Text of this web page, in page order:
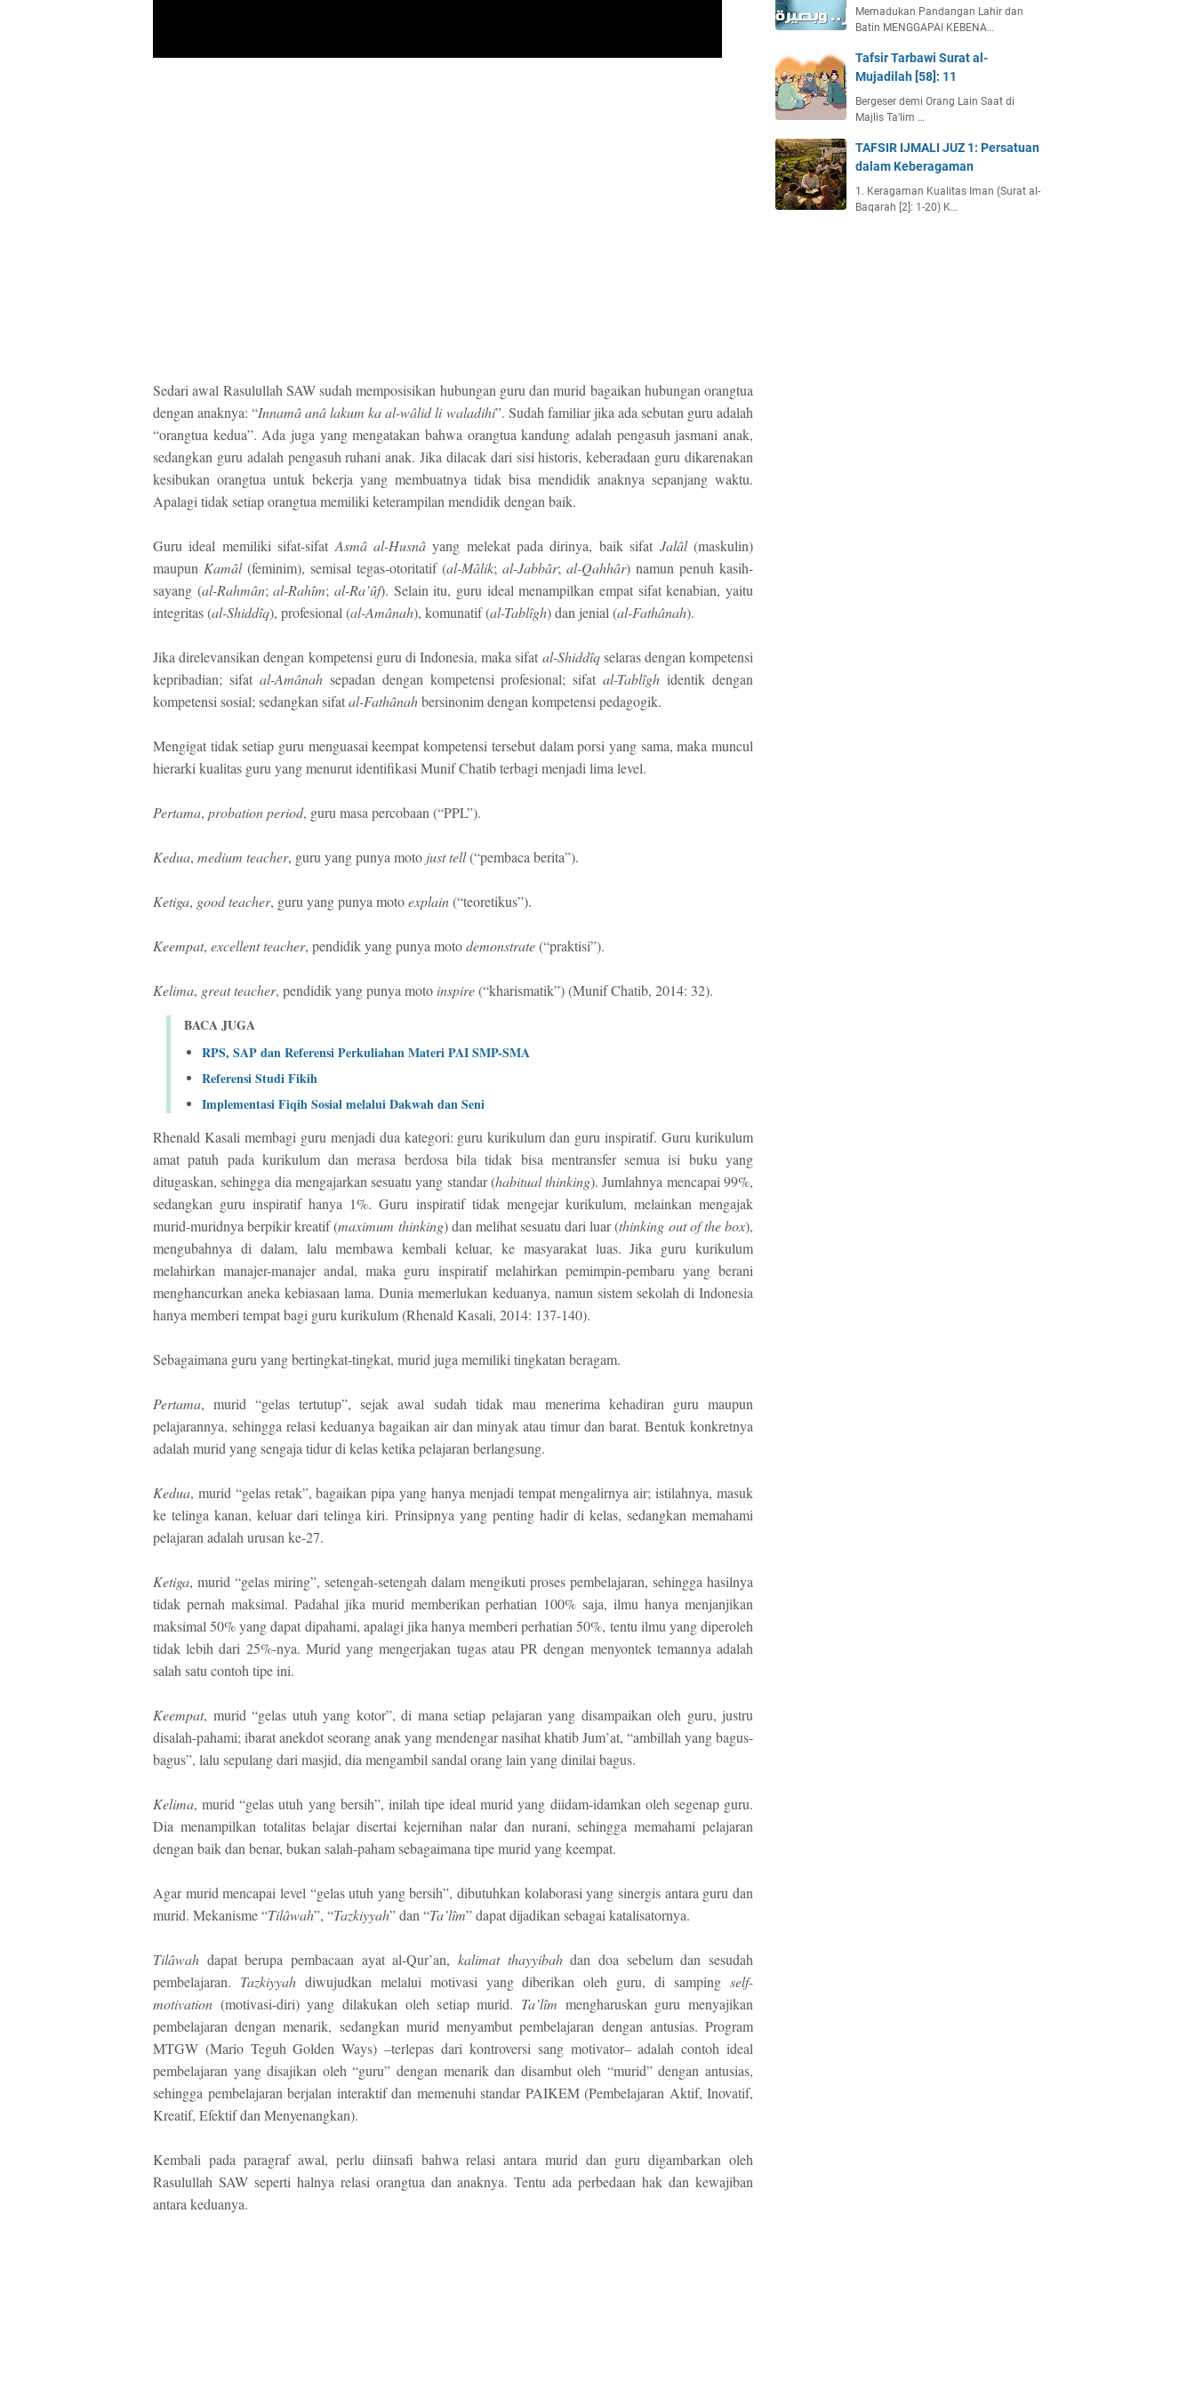
Sedari awal Rasulullah SAW sudah memposisikan hubungan guru dan murid bagaikan hubungan orangtua
dengan anaknya: “Innamâanâlakum ka al-wâlid li waladihi”. Sudah familiar jika ada sebutan guru adalah
“orangtua kedua”. Ada juga yang mengatakan bahwa orangtua kandung adalah pengasuh jasmani anak,
sedangkan guru adalah pengasuh ruhani anak. Jika dilacak dari sisi historis, keberadaan guru dikarenakan
kesibukan orangtua untuk bekerja yang membuatnya tidak bisa mendidik anaknya sepanjang waktu.
Apalagi tidak setiap orangtua memiliki keterampilan mendidik dengan baik.
Guru ideal memiliki sifat-sifatAsmâ al-Husnâyang melekat pada dirinya, baik sifat Jalâl(maskulin)
maupun Kamâl(feminim), semisal tegas-otoritatif (al-Mâlik; al-Jabbâr; al-Qahhâr) namun penuh kasih-
sayang (al-Rahmân;al-Rahîm;al-Ra’ûf). Selain itu, guru ideal menampilkan empat sifat kenabian, yaitu
integritas (al-Shiddîq), profesional (al-Amânah), komunatif (al-Tablîgh) dan jenial (al-Fathânah).
Jika direlevansikan dengan kompetensi guru di Indonesia, maka sifat al-Shiddîqselaras dengan kompetensi
kepribadian; sifat al-Amânahsepadan dengan kompetensi profesional; sifatal-Tablîgh identik dengan
kompetensi sosial; sedangkan sifatal-Fathânahbersinonim dengan kompetensi pedagogik.
Mengigat tidak setiap guru menguasai keempat kompetensi tersebut dalam porsi yang sama, maka muncul
hierarki kualitas guru yang menurut identifikasi Munif Chatib terbagi menjadi lima level.
Pertama, probation period, guru masa percobaan (“PPL”).
Kedua, medium teacher, guru yang punya moto just tell(“pembaca berita”).
Ketiga, good teacher, guru yang punya motoexplain(“teoretikus”).
Keempat, excellent teacher, pendidik yang punya motodemonstrate(“praktisi”).
Kelima, great teacher, pendidik yang punya moto inspire(“kharismatik”) (Munif Chatib, 2014: 32).
BACA JUGA
RPS, SAP dan Referensi Perkuliahan Materi PAI SMP-SMA
Referensi Studi Fikih
Implementasi Fiqih Sosial melalui Dakwah dan Seni
Rhenald Kasali membagi guru menjadi dua kategori: guru kurikulum dan guru inspiratif. Guru kurikulum
amat patuh pada kurikulum dan merasa berdosa bila tidak bisa mentransfer semua isi buku yang
ditugaskan, sehingga dia mengajarkan sesuatu yang standar (habitual thinking). Jumlahnya mencapai 99%,
sedangkan guru inspiratif hanya 1%. Guru inspiratif tidak mengejar kurikulum, melainkan mengajak
murid-muridnya berpikir kreatif (maximum thinking) dan melihat sesuatu dari luar (thinking out of the box),
mengubahnya di dalam, lalu membawa kembali keluar, ke masyarakat luas. Jika guru kurikulum
melahirkan manajer-manajer andal, maka guru inspiratif melahirkan pemimpin-pembaru yang berani
menghancurkan aneka kebiasaan lama. Dunia memerlukan keduanya, namun sistem sekolah di Indonesia
hanya memberi tempat bagi guru kurikulum (Rhenald Kasali, 2014: 137-140).
Sebagaimana guru yang bertingkat-tingkat, murid juga memiliki tingkatan beragam.
Pertama, murid “gelas tertutup”, sejak awal sudah tidak mau menerima kehadiran guru maupun
pelajarannya, sehingga relasi keduanya bagaikan air dan minyak atau timur dan barat. Bentuk konkretnya
adalah murid yang sengaja tidur di kelas ketika pelajaran berlangsung.
Kedua, murid “gelas retak”, bagaikan pipa yang hanya menjadi tempat mengalirnya air; istilahnya, masuk
ke telinga kanan, keluar dari telinga kiri. Prinsipnya yang penting hadir di kelas, sedangkan memahami
pelajaran adalah urusan ke-27.
Ketiga, murid “gelas miring”, setengah-setengah dalam mengikuti proses pembelajaran, sehingga hasilnya
tidak pernah maksimal. Padahal jika murid memberikan perhatian 100% saja, ilmu hanya menjanjikan
maksimal 50% yang dapat dipahami, apalagi jika hanya memberi perhatian 50%, tentu ilmu yang diperoleh
tidak lebih dari 25%-nya. Murid yang mengerjakan tugas atau PR dengan menyontek temannya adalah
salah satu contoh tipe ini.
Keempat, murid “gelas utuh yang kotor”, di mana setiap pelajaran yang disampaikan oleh guru, justru
disalah-pahami; ibarat anekdot seorang anak yang mendengar nasihat khatib Jum’at, “ambillah yang bagus-
bagus”, lalu sepulang dari masjid, dia mengambil sandal orang lain yang dinilai bagus.
Kelima, murid “gelas utuh yang bersih”, inilah tipe ideal murid yang diidam-idamkan oleh segenap guru.
Dia menampilkan totalitas belajar disertai kejernihan nalar dan nurani, sehingga memahami pelajaran
dengan baik dan benar, bukan salah-paham sebagaimana tipe murid yang keempat.
Agar murid mencapai level “gelas utuh yang bersih”, dibutuhkan kolaborasi yang sinergis antara guru dan
murid. Mekanisme “Tilâwah”, “Tazkiyyah” dan “Ta’lîm” dapat dijadikan sebagai katalisatornya.
Tilâwah dapat berupa pembacaan ayat al-Qur’an, kalimat thayyibahdan doa sebelum dan sesudah
pembelajaran. Tazkiyyahdiwujudkan melalui motivasi yang diberikan oleh guru, di sampingself-
motivation (motivasi-diri) yang dilakukan oleh setiap murid. Ta’lîm mengharuskan guru menyajikan
pembelajaran dengan menarik, sedangkan murid menyambut pembelajaran dengan antusias. Program
MTGW (Mario Teguh Golden Ways) –terlepas dari kontroversi sang motivator– adalah contoh ideal
pembelajaran yang disajikan oleh “guru” dengan menarik dan disambut oleh “murid” dengan antusias,
sehingga pembelajaran berjalan interaktif dan memenuhi standar PAIKEM (Pembelajaran Aktif, Inovatif,
Kreatif, Efektif dan Menyenangkan).
Kembali pada paragraf awal, perlu diinsafi bahwa relasi antara murid dan guru digambarkan oleh
Rasulullah SAW seperti halnya relasi orangtua dan anaknya. Tentu ada perbedaan hak dan kewajiban
antara keduanya.
Memadukan Pandangan Lahir dan
Batin MENGGAPAI KEBENA…
Tafsir Tarbawi Surat al-
Mujadilah [58]: 11
Bergeser demi Orang Lain Saat di
Majlis Ta'lim …
TAFSIR IJMALI JUZ 1: Persatuan
dalam Keberagaman
1. Keragaman Kualitas Iman (Surat al-
Baqarah [2]: 1-20) K…